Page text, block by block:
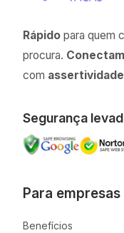
Rápidopara quem
procura.
com assertividade
Segurança
Para empresas
Benefícios